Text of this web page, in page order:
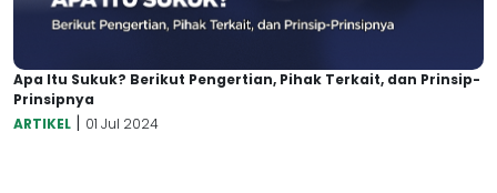
Apa Itu Sukuk? Berikut Pengertian, Pihak Terkait, dan Prinsip-
Prinsipnya
ARTIKEL | 01 Jul 2024